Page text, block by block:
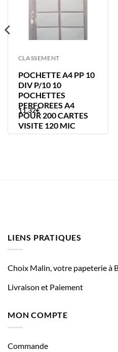
CLASSEMENT
POCHETTE A4 PP 10
DIV P/10 10
POCHETTES
PERFOREES A4
POUR 200 CARTES
VISITE 120 MIC
11,32€
LIENS PRATIQUES
Choix Malin, votre papeterie à
Livraison et Paiement
MON COMPTE
Commande